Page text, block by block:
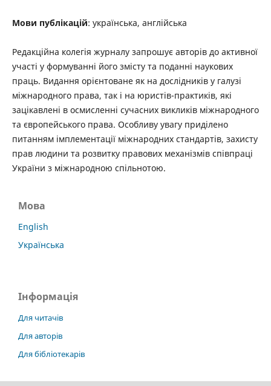
Мови публікацій: українська, англійська
Редакційна колегія журналу запрошує авторів до активної
участі у формуванні його змісту та поданні наукових
праць. Видання орієнтоване як на дослідників у галузі
міжнародного права, так і на юристів-практиків, які
зацікавлені в осмисленні сучасних викликів міжнародного
та європейського права. Особливу увагу приділено
питанням імплементації міжнародних стандартів, захисту
прав людини та розвитку правових механізмів співпраці
України з міжнародною спільнотою.
Мова
English
Українська
Інформація
Для читачів
Для авторів
Для бібліотекарів